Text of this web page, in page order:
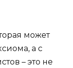
может
а с
– это не